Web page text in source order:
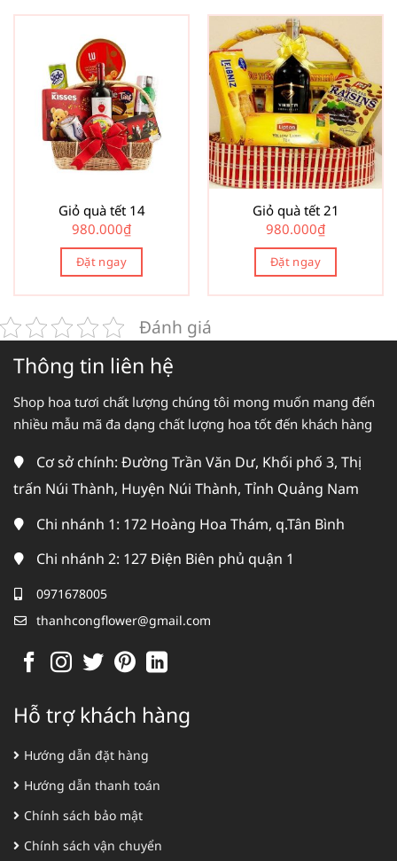
Giỏ quà tết 14
980.000₫
Đặt ngay
Giỏ quà tết 21
980.000₫
Đặt ngay
Đánh giá
Thông tin liên hệ
Shop hoa tươi chất lượng chúng tôi mong muốn mang đến
nhiều mẫu mã đa dạng chất lượng hoa tốt đến khách hàng
Cơ sở chính: Đường Trần Văn Dư, Khối phố 3, Thị
trấn Núi Thành, Huyện Núi Thành, Tỉnh Quảng Nam
Chi nhánh 1: 172 Hoàng Hoa Thám, q.Tân Bình
Chi nhánh 2: 127 Điện Biên phủ quận 1
0971678005
thanhcongflower@gmail.com
Hỗ trợ khách hàng
Hướng dẫn đặt hàng
Hướng dẫn thanh toán
Chính sách bảo mật
Chính sách vận chuyển